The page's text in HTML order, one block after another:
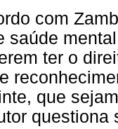
com
saúde
ter o
que